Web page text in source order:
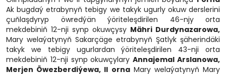
Ak bugdaý etrabynyň tebigy we takyk ugurly okuw derslerini
çuňlaşdyryp öwredýän ýöriteleşdirilen 46-njy orta
mekdebiniň 12-nji synp okuwçysy Mähri Durdynazarowa,
Mary welaýatynyň Sakarçäge etrabynyň Şatlyk şäherindäki
takyk we tebigy ugurlardan ýöriteleşdirilen 43-nji orta
mekdebiniň 12-nji synp okuwçylaryAnnajemal Arslanowa,
Merjen Öwezberdiýewa, II ornaMary welaýatynyň Mary